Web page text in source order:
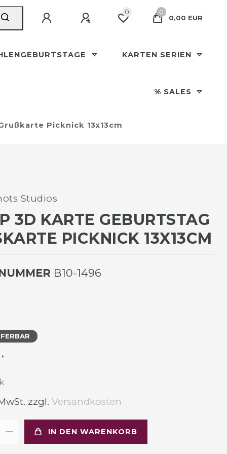
0
0
0,00 EUR
KARTEN SERIEN
% SALES
Picknick 13x13cm
Studios
3D KARTE GEBURTSTAG
PICKNICK 13X13CM
B10-1496
*
zzgl. Versandkosten
IN DEN WARENKORB